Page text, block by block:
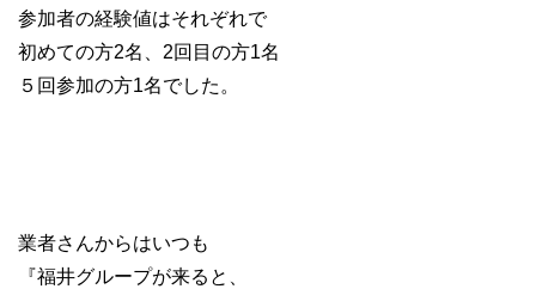
参加者の経験値はそれぞれで
初めての方2名、2回目の方1名
５回参加の方1名でした。
業者さんからはいつも
『福井グループが来ると、